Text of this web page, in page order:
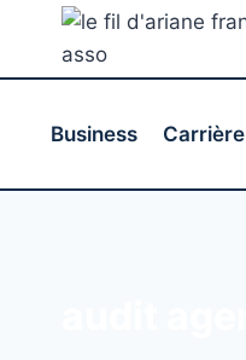
contenu
Business Carrière